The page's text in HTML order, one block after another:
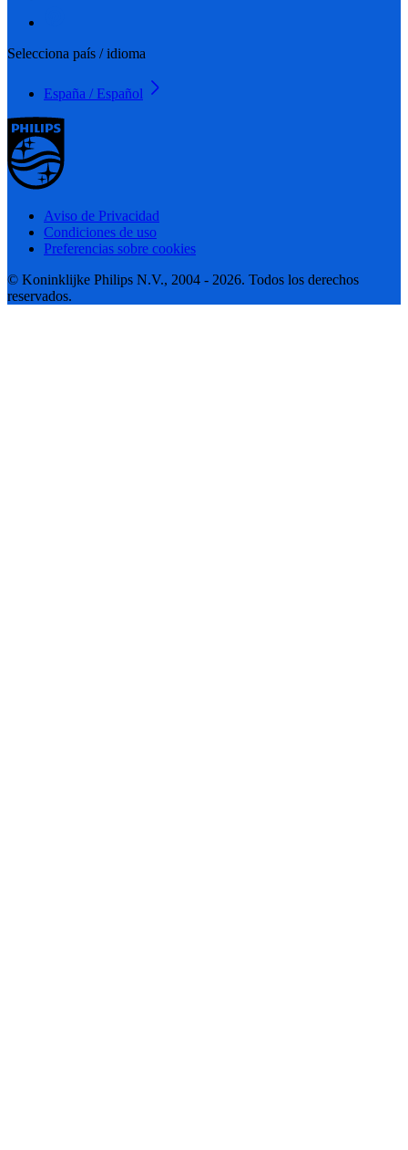
Selecciona país / idioma
España / Español
Aviso de Privacidad
Condiciones de uso
Preferencias sobre cookies
© Koninklijke Philips N.V., 2004 - 2026. Todos los derechos
reservados.